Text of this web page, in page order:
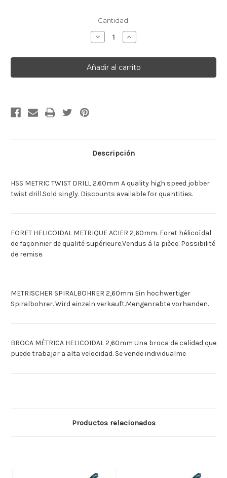
Cantidad:
Disminuir
la
de
[English]TWIST
DRILL
HSS
HSS
X
[Espagnol]BROCA
HEL
METRIC
2.60MM
Aumentar
la
de
[English]TWIST
DRILL
HSS
HSS
X
[Espagnol]BROCA
HEL
METRIC
2.60MM
Descripción
HSS METRIC TWIST DRILL 2.60mm A quality high speed jobber
twist drill.Sold singly. Discounts available for quantities.
FORET HELICOIDAL METRIQUE ACIER 2,60mm. Foret hélicoïdal
de façonnier de qualité supérieure.Vendus á la pièce. Possibilité
de remise.
METRISCHER SPIRALBOHRER 2,60mm Ein hochwertiger
Spiralbohrer. Wird einzeln verkauft.Mengenrabte vorhanden.
BROCA MÉTRICA HELICOIDAL 2,60mm Una broca de calidad que
puede trabajar a alta velocidad. Se vende individualme
Productos relacionados